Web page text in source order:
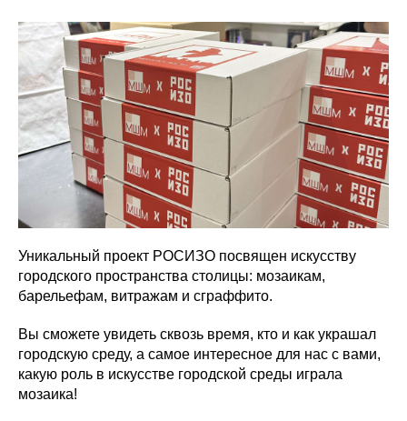
Уникальный проект РОСИЗО посвящен искусству
городского пространства столицы: мозаикам,
барельефам, витражам и сграффито.
Вы сможете увидеть сквозь время, кто и как украшал
городскую среду, а самое интересное для нас с вами,
какую роль в искусстве городской среды играла
мозаика!